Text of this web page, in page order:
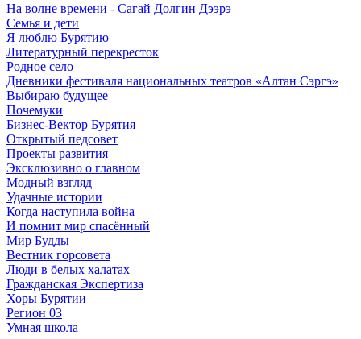
На волне времени - Сагай Долгин Дээрэ
Семья и дети
Я люблю Бурятию
Литературный перекресток
Родное село
Дневники фестиваля национальных театров «Алтан Сэргэ»
Выбираю будущее
Почемуки
Бизнес-Вектор Бурятия
Открытый педсовет
Проекты развития
Эксклюзивно о главном
Модный взгляд
Удачные истории
Когда наступила война
И помнит мир спасённый
Мир Будды
Вестник горсовета
Люди в белых халатах
Гражданская Экспертиза
Хоры Бурятии
Регион 03
Умная школа